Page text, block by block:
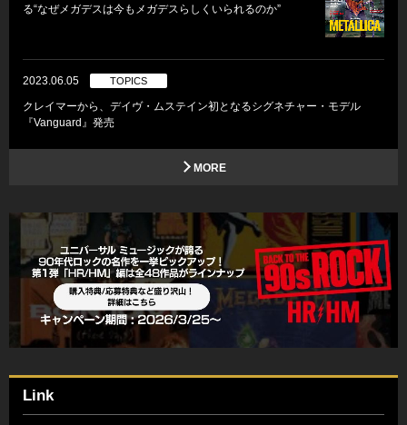
る“なぜメガデスは今もメガデスらしくいられるのか”
2023.06.05 TOPICS
クレイマーから、デイヴ・ムステイン初となるシグネチャー・モデル
『Vanguard』発売
MORE
Link